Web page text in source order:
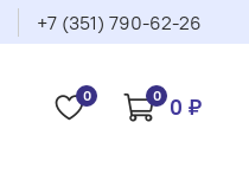
+7 (351) 790-62-26
0 0 0 ₽